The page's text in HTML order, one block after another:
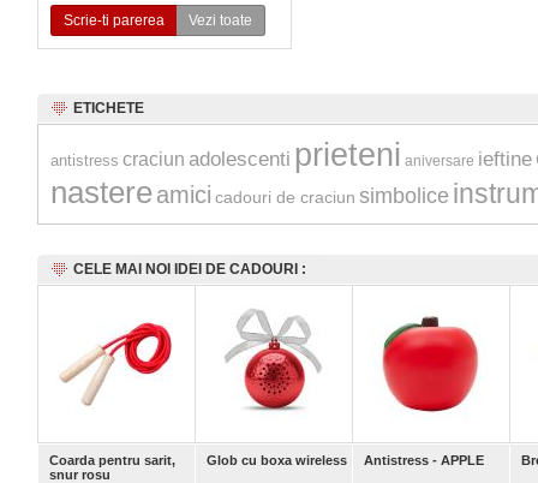
Scrie-ti parerea Vezi toate
ETICHETE
antistress craciun adolescenti prieteni aniversare ieftine
nastereamici cadouri de craciun simbolice
CELE MAI NOI IDEI DE CADOURI :
Coarda pentru sarit,
snur rosu
Glob cu boxa wireless Antistress - APPLE